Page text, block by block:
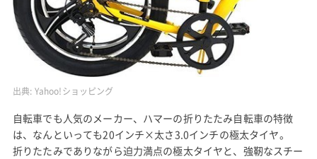
出典: Yahoo!ショッピング
自転車でも人気のメーカー、ハマーの折りたたみ自転車の特徴
は、なんといっても20インチ×太さ3.0インチの極太タイヤ。
折りたたみでありながら迫力満点の極太タイヤと、強靭なスチー